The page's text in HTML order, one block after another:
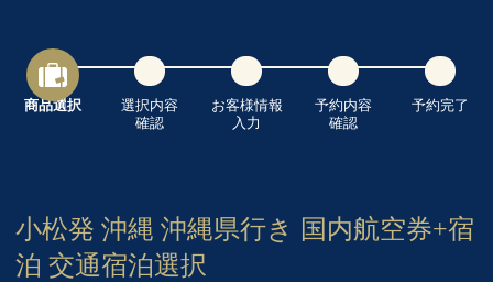
商品選択
選択内容
確認
お客様情報
入力
予約内容
確認
予約完了
小松発 沖縄 沖縄県行き 国内航空券+宿
泊 交通宿泊選択